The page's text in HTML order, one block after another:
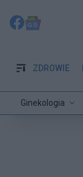
ZDROWIE
Ginekologia